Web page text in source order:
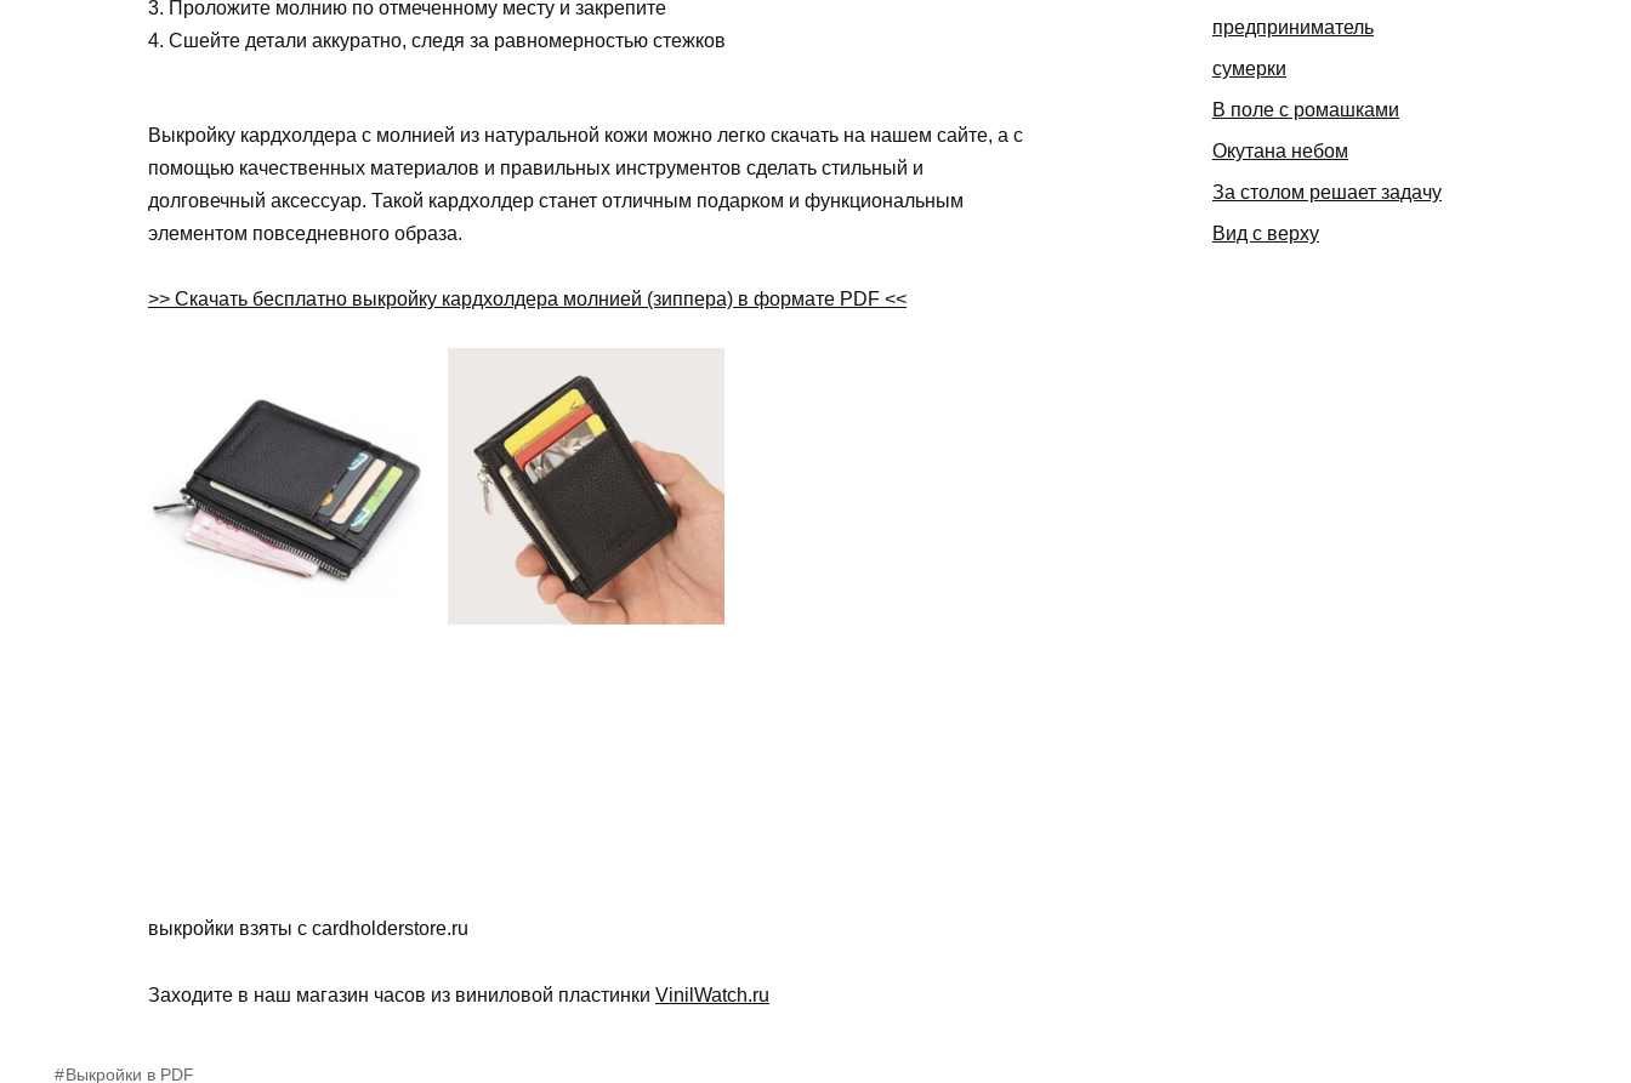
3. Проложите молнию по отмеченному месту и закрепите
4. Сшейте детали аккуратно, следя за равномерностью стежков
Выкройку кардхолдера с молнией из натуральной кожи можно легко скачать на нашем сайте, а с
помощью качественных материалов и правильных инструментов сделать стильный и
долговечный аксессуар. Такой кардхолдер станет отличным подарком и функциональным
элементом повседневного образа.
>> Скачать бесплатно выкройку кардхолдера молнией (зиппера) в формате PDF <<
выкройки взяты с cardholderstore.ru
Заходите в наш магазин часов из виниловой пластинки VinilWatch.ru
Выкройки в PDF
предприниматель
сумерки
В поле с ромашками
Окутана небом
За столом решает задачу
Вид с верху